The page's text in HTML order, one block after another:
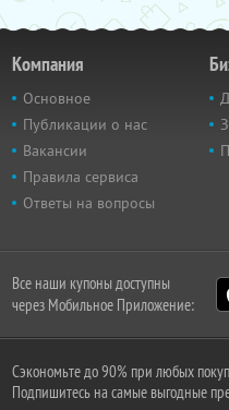
Компания
Основное
Публикации о нас
Вакансии
Правила сервиса
Ответы на вопросы
Все наши купоны доступны
через Мобильное Приложение:
Сэкономьте до 90% при любых
Подпишитесь на самые выгодные